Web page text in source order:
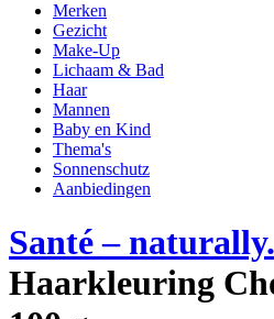
Merken
Gezicht
Make-Up
Lichaam & Bad
Haar
Mannen
Baby en Kind
Thema's
Sonnenschutz
Aanbiedingen
Santé – naturally.
Haarkleuring